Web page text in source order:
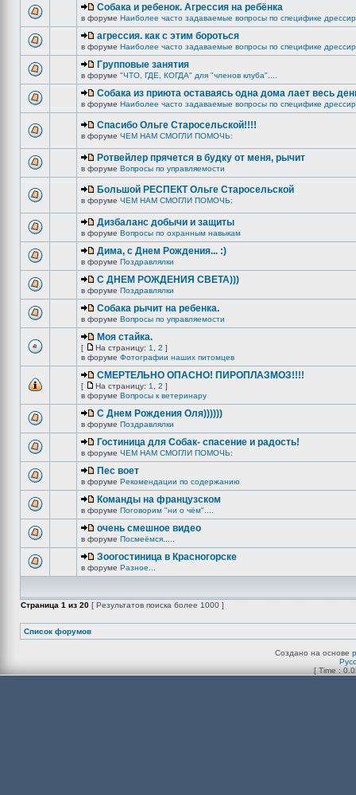
Собака и ребенок. Агрессия на ребёнка
в форуме Наиболее часто задаваемые вопросы по специфике
агрессия. как с этим бороться
в форуме Наиболее часто задаваемые вопросы по специфике
Групповые занятия
в форуме "ЧТО, ГДЕ, КОГДА" для "членов клуба"....
Собака из приюта оставаясь одна дома лает весь
в форуме Наиболее часто задаваемые вопросы по специфике
Спасибо Ольге Старосельской!!!!
в форуме ЧЕМ НАМ СМОГЛИ ПОМОЧЬ:
Ротвейлер прячется в будку от меня, рычит
в форуме Вопросы по управляемости
Большой РЕСПЕКТ Ольге Старосельской
в форуме ЧЕМ НАМ СМОГЛИ ПОМОЧЬ:
Дизбаланс добычи и защиты
в форуме Вопросы по охранным навыкам
Дима, с Днем Рождения... :)
в форуме Поздравлялки
C ДНЕМ РОЖДЕНИЯ СВЕТА)))
в форуме Поздравлялки
Собака рычит на ребенка.
в форуме Вопросы по управляемости
Моя стайка.
[ На страницу: 1 2 ]
в форуме Фотографии наших питомцев
СМЕРТЕЛЬНО ОПАСНО! ПИРОПЛАЗМОЗ!!!!
[ На страницу: 1 2 ]
в форуме Вопросы к ветеринару
С Днем Рождения Оля))))))
в форуме Поздравлялки
Гостиница для Собак- спасение и радость!
в форуме ЧЕМ НАМ СМОГЛИ ПОМОЧЬ:
Пес воет
в форуме Рекомендации по содержанию
Команды на французском
в форуме Поговорим "ни о чём"....
очень смешное видео
в форуме Посмеёмся.....
Зоогостиница в Красногорске
в форуме Разное...
Страница 1 из 20 [ Результатов поиска более 1000 ]
Список форумов
Создано на основе
[ Time :